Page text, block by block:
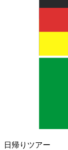
日帰りツアー